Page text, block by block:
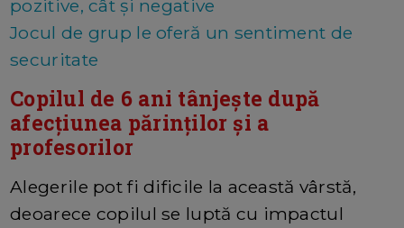
pozitive, cât și negative
Jocul de grup le oferă un sentiment de
securitate
Copilul de 6 ani tânjește după
afecțiunea părinților și a
profesorilor
Alegerile pot fi dificile la această vârstă,
deoarece copilul se luptă cu impactul